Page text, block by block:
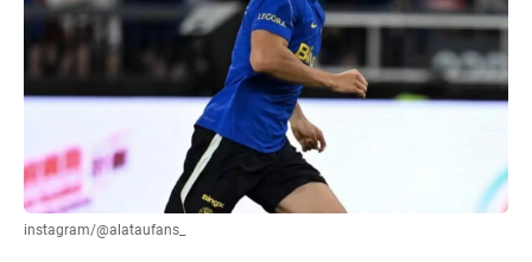
instagram/@alataufans_